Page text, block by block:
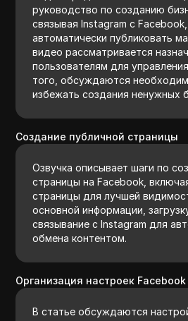
руководство по созданию
связывая Instagram с
автоматически публиковать
видео рассматривается
пользователям для
того, обсуждаются
избежать создания ненужных
Создание публичной страницы
Озвучка описывает шаги по
страницы на Facebook,
страницы для лучшей
основной информации,
связывание с Instagram для
обмена контентом.
Организация настроек Facebook
В статье обсуждаются